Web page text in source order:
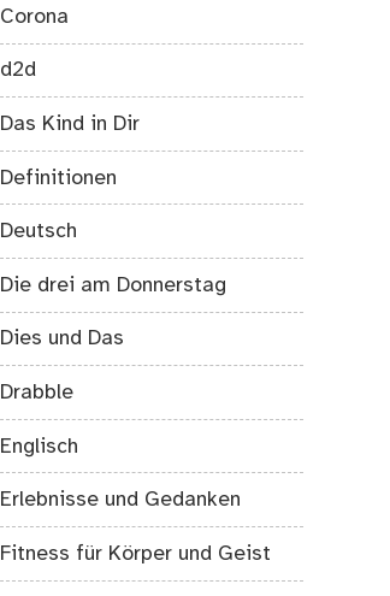
Corona
d2d
Das Kind in Dir
Definitionen
Deutsch
Die drei am Donnerstag
Dies und Das
Drabble
Englisch
Erlebnisse und Gedanken
Fitness für Körper und Geist